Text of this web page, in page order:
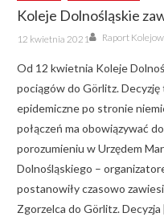
Koleje Dolnośląskie
Posted
on
12 kwietnia 2021 Author
Raport
Od 12 kwietnia Koleje
pociągów do Görlitz.
epidemiczne po stronie
połączeń ma obowiązywać
porozumieniu w Urzędem
Dolnośląskiego –
postanowiły czasowo
Zgorzelca do Görlitz. Decyzja